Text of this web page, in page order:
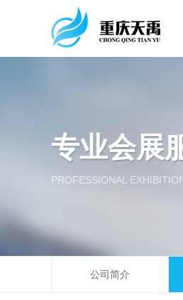
专业会展
PROFESSIONAL
公司简介